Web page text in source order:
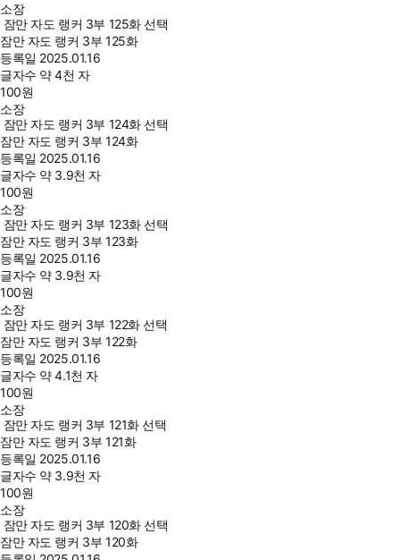
소장
잠만 자도 랭커 3부 125화 선택
잠만 자도 랭커 3부 125화
등록일 2025.01.16
글자수 약 4천 자
100원
소장
잠만 자도 랭커 3부 124화 선택
잠만 자도 랭커 3부 124화
등록일 2025.01.16
글자수 약 3.9천 자
100원
소장
잠만 자도 랭커 3부 123화 선택
잠만 자도 랭커 3부 123화
등록일 2025.01.16
글자수 약 3.9천 자
100원
소장
잠만 자도 랭커 3부 122화 선택
잠만 자도 랭커 3부 122화
등록일 2025.01.16
글자수 약 4.1천 자
100원
소장
잠만 자도 랭커 3부 121화 선택
잠만 자도 랭커 3부 121화
등록일 2025.01.16
글자수 약 3.9천 자
100원
소장
잠만 자도 랭커 3부 120화 선택
잠만 자도 랭커 3부 120화